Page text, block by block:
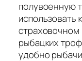
полувоенную
использовать
страховочном
рыбацких
удобно